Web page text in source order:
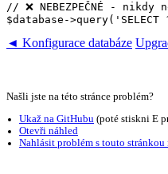
// ❌ NEBEZPEČNÉ -
◄ Konfigurace databáze